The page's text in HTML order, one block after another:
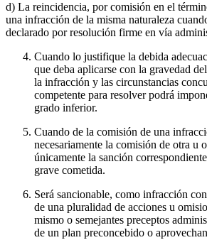
d) La reincidencia, por comisión en el
una infracción de la misma naturaleza
declarado por resolución firme en vía
Cuando lo justifique la debida
que deba aplicarse con la gravedad
la infracción y las circunstancias
competente para resolver podrá
grado inferior.
Cuando de la comisión de una
necesariamente la comisión de otra u
únicamente la sanción
grave cometida.
Será sancionable, como infracción
de una pluralidad de acciones u
mismo o semejantes preceptos
de un plan preconcebido o